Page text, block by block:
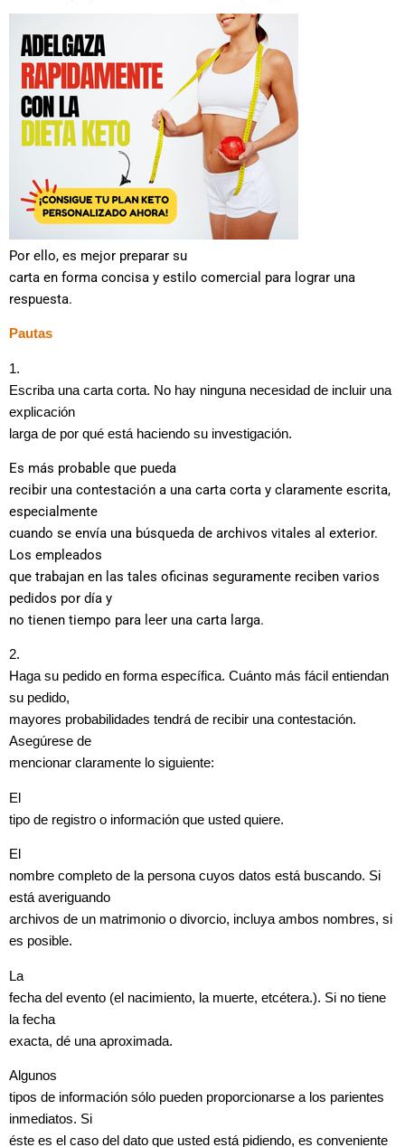
Por ello, es mejor preparar su
carta en forma concisa y estilo comercial para lograr una
respuesta.
Pautas
1.
Escriba una carta corta. No hay ninguna necesidad de incluir una
explicación
larga de por qué está haciendo su investigación.
Es más probable que pueda
recibir una contestación a una carta corta y claramente escrita,
especialmente
cuando se envía una búsqueda de archivos vitales al exterior.
Los empleados
que trabajan en las tales oficinas seguramente reciben varios
pedidos por día y
no tienen tiempo para leer una carta larga.
2.
Haga su pedido en forma específica. Cuánto más fácil entiendan
su pedido,
mayores probabilidades tendrá de recibir una contestación.
Asegúrese de
mencionar claramente lo siguiente:
El
tipo de registro o información que usted quiere.
El
nombre completo de la persona cuyos datos está buscando. Si
está averiguando
archivos de un matrimonio o divorcio, incluya ambos nombres, si
es posible.
La
fecha del evento (el nacimiento, la muerte, etcétera.). Si no tiene
la fecha
exacta, dé una aproximada.
Algunos
tipos de información sólo pueden proporcionarse a los parientes
inmediatos. Si
éste es el caso del dato que usted está pidiendo, es conveniente